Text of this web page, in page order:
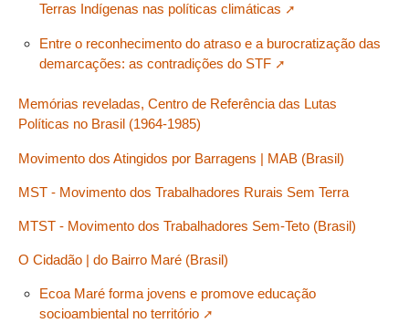
Terras Indígenas nas políticas climáticas
Entre o reconhecimento do atraso e a burocratização das
demarcações: as contradições do STF
Memórias reveladas, Centro de Referência das Lutas
Políticas no Brasil (1964-1985)
Movimento dos Atingidos por Barragens | MAB (Brasil)
MST - Movimento dos Trabalhadores Rurais Sem Terra
MTST - Movimento dos Trabalhadores Sem-Teto (Brasil)
O Cidadão | do Bairro Maré (Brasil)
Ecoa Maré forma jovens e promove educação
socioambiental no território